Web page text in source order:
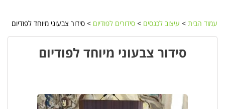
עמוד הבית > עיצוב לכנסים > סידורים לפודיום > סידור צבעוני מיוחד לפודיום
סידור צבעוני מיוחד לפודיום